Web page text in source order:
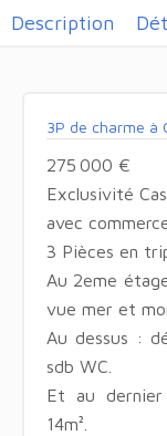
Description
3P de charme à
275 000 €
Exclusivité
avec
3 Pièces en
Au 2eme
vue mer et
Au dessus :
sdb WC.
Et au
14m².